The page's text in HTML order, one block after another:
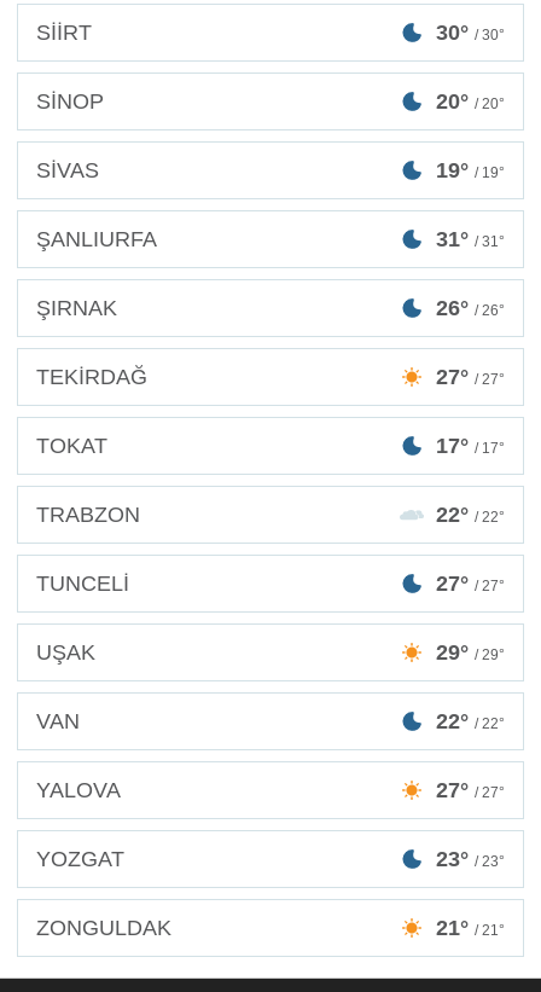
SİİRT 30° / 30°
SİNOP 20° / 20°
SİVAS 19° / 19°
ŞANLIURFA 31° / 31°
ŞIRNAK 26° / 26°
TEKİRDAĞ 27° / 27°
TOKAT 17° / 17°
TRABZON 22° / 22°
TUNCELİ 27° / 27°
UŞAK 29° / 29°
VAN 22° / 22°
YALOVA 27° / 27°
YOZGAT 23° / 23°
ZONGULDAK 21° / 21°